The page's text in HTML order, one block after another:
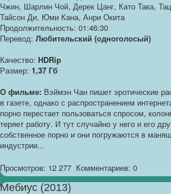
Чжин, Шарлин Чой, Дерек Цанг, Като Така,
Тайсон Ди, Юми Кана, Анри Окита
Продолжительность: 01:46:30
Перевод: Любительский (одноголосый)
Качество: HDRip
Размер: 1,37 Гб
О фильме: Вэймэн Чан пишет эротические
в газете, однако с распространением
порно перестает пользоваться спросом,
теряет работу. И тут случайно у него и его
собственное порно и они погружаются в
индустрии...
Просмотров: 12 277 Комментариев: 0
Мебиус (2013)